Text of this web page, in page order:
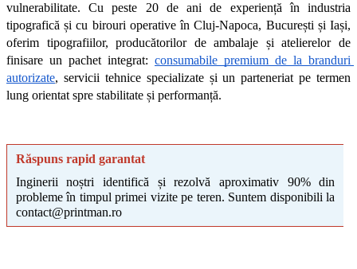
vulnerabilitate. Cu peste 20 de ani de experiență în industria
tipografică și cu birouri operative în Cluj-Napoca, București și Iași,
oferim tipografiilor, producătorilor de ambalaje și atelierelor de
finisare un pachet integrat: consumabile premium de la branduri
autorizate, servicii tehnice specializate și un parteneriat pe termen
lung orientat spre stabilitate și performanță.
Răspuns rapid garantat
Inginerii noștri identifică și rezolvă aproximativ 90% din
probleme în timpul primei vizite pe teren. Suntem disponibili la
contact@printman.ro